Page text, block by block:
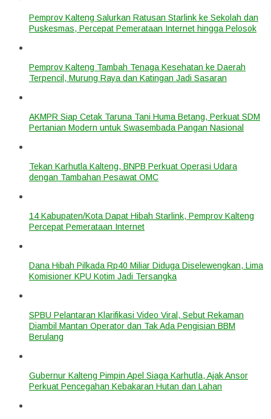
Pemprov Kalteng Salurkan Ratusan Starlink ke Sekolah dan
Puskesmas, Percepat Pemerataan Internet hingga Pelosok
Pemprov Kalteng Tambah Tenaga Kesehatan ke Daerah
Terpencil, Murung Raya dan Katingan Jadi Sasaran
AKMPR Siap Cetak Taruna Tani Huma Betang, Perkuat SDM
Pertanian Modern untuk Swasembada Pangan Nasional
Tekan Karhutla Kalteng, BNPB Perkuat Operasi Udara
dengan Tambahan Pesawat OMC
14 Kabupaten/Kota Dapat Hibah Starlink, Pemprov Kalteng
Percepat Pemerataan Internet
Dana Hibah Pilkada Rp40 Miliar Diduga Diselewengkan, Lima
Komisioner KPU Kotim Jadi Tersangka
SPBU Pelantaran Klarifikasi Video Viral, Sebut Rekaman
Diambil Mantan Operator dan Tak Ada Pengisian BBM
Berulang
Gubernur Kalteng Pimpin Apel Siaga Karhutla, Ajak Ansor
Perkuat Pencegahan Kebakaran Hutan dan Lahan